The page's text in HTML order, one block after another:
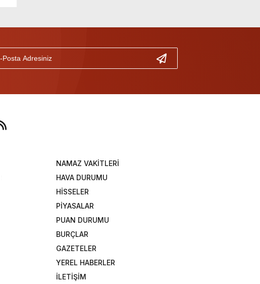
NAMAZ VAKİTLERİ
HAVA DURUMU
HİSSELER
PİYASALAR
PUAN DURUMU
BURÇLAR
GAZETELER
YEREL HABERLER
İLETİŞİM